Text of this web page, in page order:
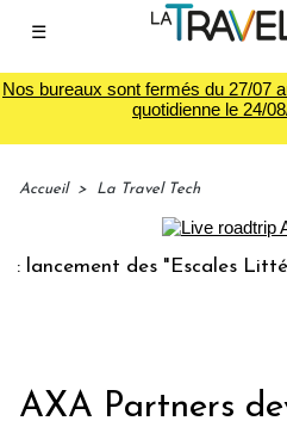
☰
Nos bureaux sont fermés du 27/07
quotidienne le 24/
Accueil > La Travel Tech
des "Escales
AXA Partners